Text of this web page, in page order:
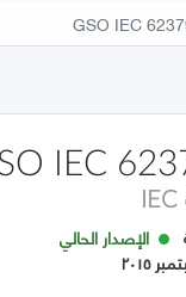
GSO IEC
IEC
الإصدار الحالي